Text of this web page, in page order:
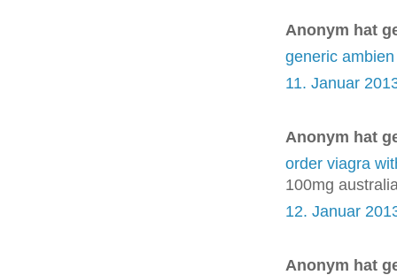
Anonym hat
generic ambien
11. Januar
Anonym hat
order viagra
100mg
12. Januar
Anonym hat